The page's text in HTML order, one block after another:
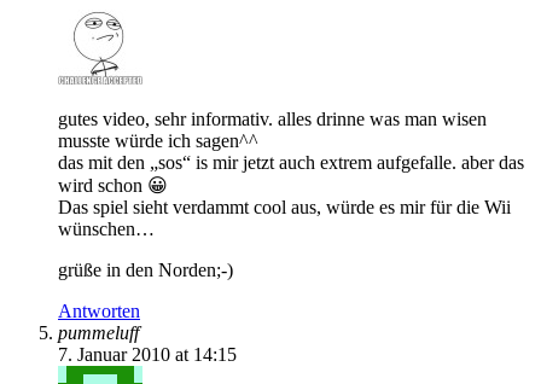
gutes video, sehr informativ. alles drinne was man wisen
musste würde ich sagen^^
das mit den „sos“ is mir jetzt auch extrem aufgefalle. aber das
wird schon 😀
Das spiel sieht verdammt cool aus, würde es mir für die Wii
wünschen…
grüße in den Norden;-)
Antworten
pummeluff
7. Januar 2010 at 14:15